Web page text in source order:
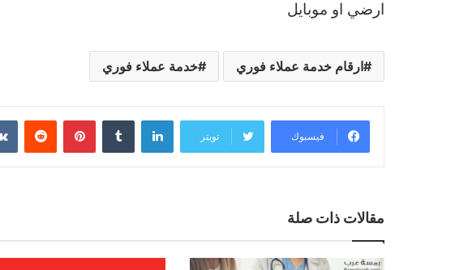
ارضي او موبايل
ارقام خدمة عملاء فوري خدمة عملاء فوري
فيسبوك تويتر
لينكدإن بينتيريست
مقالات ذات صلة